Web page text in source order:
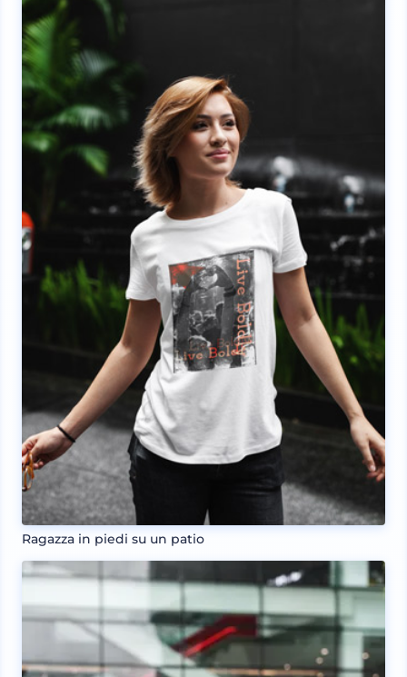
Ragazza in piedi su un patio